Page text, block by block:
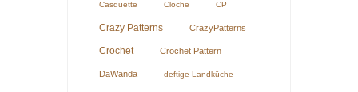
Casquette Cloche CP
Crazy Patterns CrazyPatterns
Crochet Crochet Pattern
DaWanda deftige Landküche